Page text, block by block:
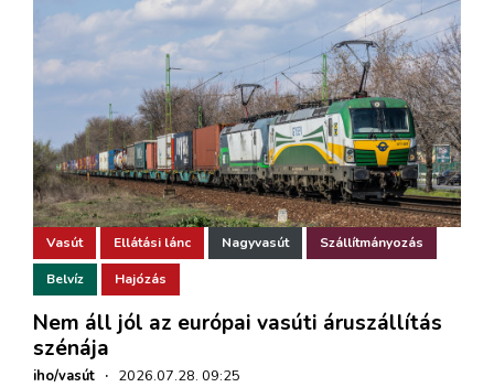
Vasút Ellátási lánc Nagyvasút Szállítmányozás
Belvíz Hajózás
Nem áll jól az európai vasúti áruszállítás
szénája
iho/vasút · 2026.07.28. 09:25